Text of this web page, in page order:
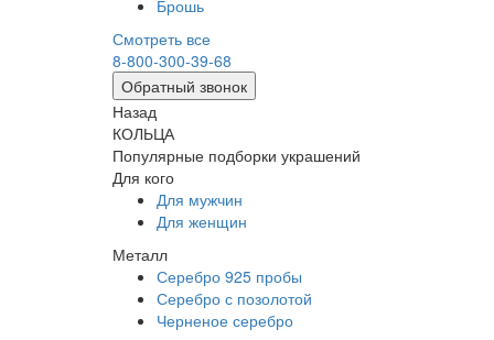
Брошь
Смотреть все
8-800-300-39-68
Обратный звонок
Назад
КОЛЬЦА
Популярные подборки украшений
Для кого
Для мужчин
Для женщин
Металл
Серебро 925 пробы
Серебро с позолотой
Черненое серебро